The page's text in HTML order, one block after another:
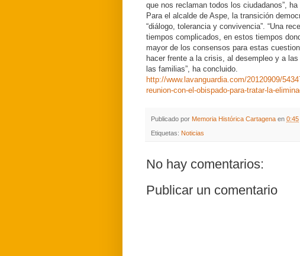
que nos reclaman todos los ciudadanos”, ha
Para el alcalde de Aspe, la transición
“diálogo, tolerancia y convivencia”. “Una
tiempos complicados, en estos tiempos
mayor de los consensos para estas
hacer frente a la crisis, al desempleo y a
las familias”, ha concluido.
http://www.lavanguardia.com/20120909/
reunion-con-el-obispado-para-tratar-la-
Publicado por Memoria Histórica Cartagena en 0:45
Etiquetas: Noticias
No hay comentarios:
Publicar un comentario